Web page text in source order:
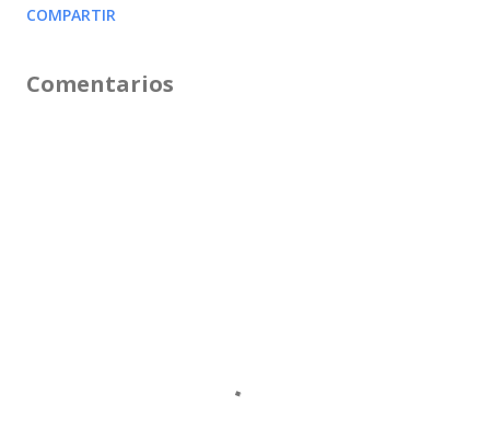
COMPARTIR
Comentarios